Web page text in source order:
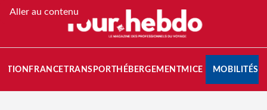
Aller au contenu
FRANCETRANSPORT HÉBERGEMENTMICE MOBILITÉS